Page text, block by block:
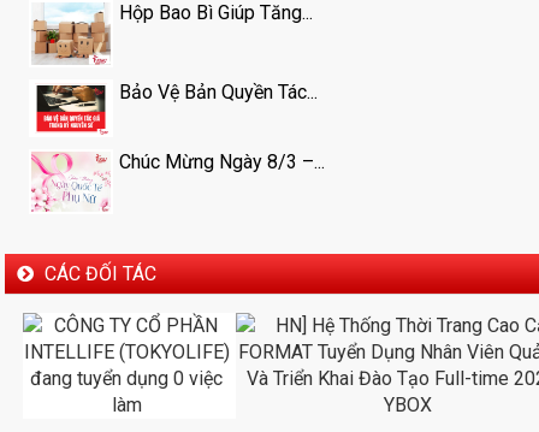
Hộp Bao Bì Giúp Tăng...
Bảo Vệ Bản Quyền Tác...
Chúc Mừng Ngày 8/3 –...
CÁC ĐỐI TÁC